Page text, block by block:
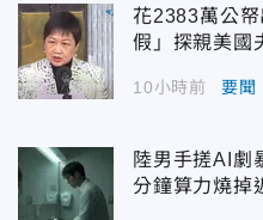
花2383萬公
假」探親美國
10小時前 要聞
陸男手搓AI
分鐘算力燒掉